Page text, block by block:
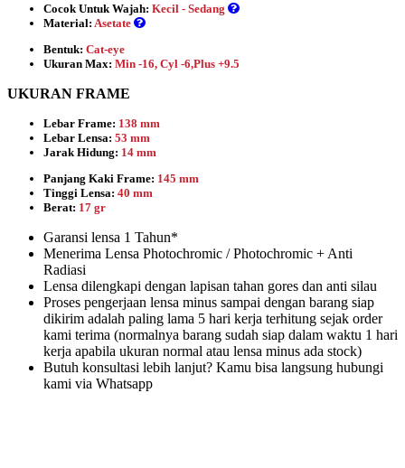
Cocok Untuk Wajah: Kecil - Sedang
Material: Asetate
Bentuk: Cat-eye
Ukuran Max: Min -16, Cyl -6,Plus +9.5
UKURAN FRAME
Lebar Frame: 138 mm
Lebar Lensa: 53 mm
Jarak Hidung: 14 mm
Panjang Kaki Frame: 145 mm
Tinggi Lensa: 40 mm
Berat: 17 gr
Garansi lensa 1 Tahun*
Menerima Lensa Photochromic / Photochromic + Anti
Radiasi
Lensa dilengkapi dengan lapisan tahan gores dan anti silau
Proses pengerjaan lensa minus sampai dengan barang siap
dikirim adalah paling lama 5 hari kerja terhitung sejak order
kami terima (normalnya barang sudah siap dalam waktu 1 hari
kerja apabila ukuran normal atau lensa minus ada stock)
Butuh konsultasi lebih lanjut? Kamu bisa langsung hubungi
kami via Whatsapp